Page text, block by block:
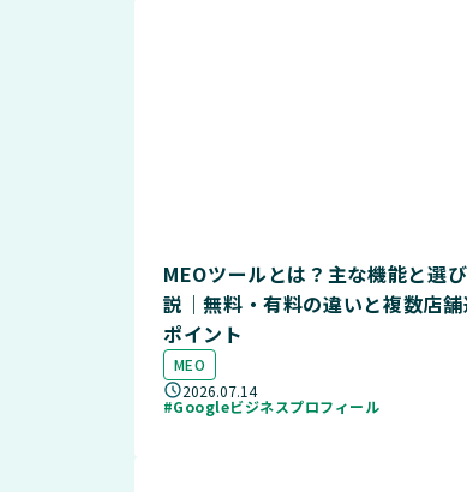
MEOツールとは？主な機能と選
説｜無料・有料の違いと複数店
ポイント
MEO
2026.07.14
#Googleビジネスプロフィール